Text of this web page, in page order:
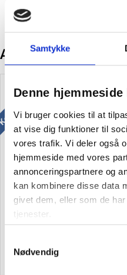
Samtykke
Denne
Vi bruger cookies til at
at vise dig funktioner til
vores trafik. Vi deler også
hjemmeside med vores
annonceringspartnere og
kan kombinere disse data
givet dem, eller som de
tjenester.
Nødvendig
Andre kunder købte
mere og spar
Cremesæbe uden farve og
parfume Svanemærket